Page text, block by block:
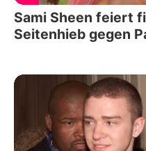
Sami Sheen feiert
Seitenhieb gegen